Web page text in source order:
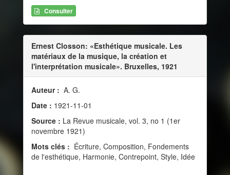
Consulter
Ernest Closson: «Esthétique musicale. Les
matériaux de la musique, la création et
l'interprétation musicale». Bruxelles, 1921
Auteur : A. G.
Date : 1921-11-01
Source : La Revue musicale, vol. 3, no 1 (1er
novembre 1921)
Mots clés : Écriture, Composition, Fondements
de l'esthétique, Harmonie, Contrepoint, Style, Idée